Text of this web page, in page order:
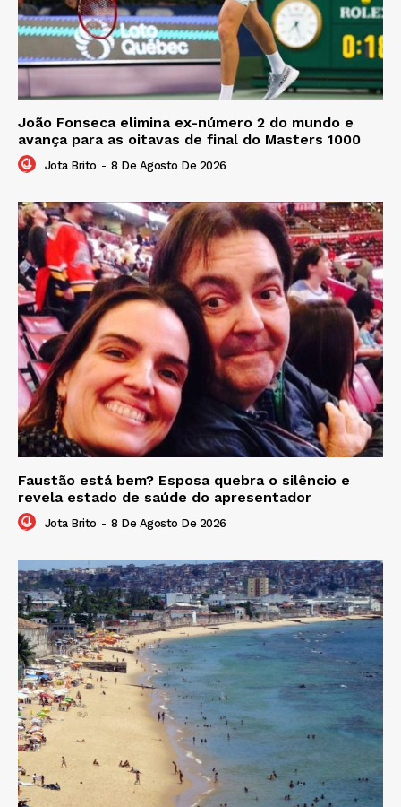
João Fonseca elimina ex-número 2 do mundo e
avança para as oitavas de final do Masters 1000
Jota Brito - 8 De Agosto De 2026
Faustão está bem? Esposa quebra o silêncio e
revela estado de saúde do apresentador
Jota Brito - 8 De Agosto De 2026